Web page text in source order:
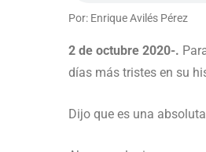
Por: Enrique Avilés Pérez
2 de octubre 2020-.
días más tristes en su
Dijo que es una